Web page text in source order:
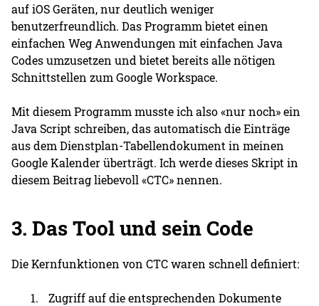
auf iOS Geräten, nur deutlich weniger
benutzerfreundlich. Das Programm bietet einen
einfachen Weg Anwendungen mit einfachen Java
Codes umzusetzen und bietet bereits alle nötigen
Schnittstellen zum Google Workspace.
Mit diesem Programm musste ich also «nur noch» ein
Java Script schreiben, das automatisch die Einträge
aus dem Dienstplan-Tabellendokument in meinen
Google Kalender überträgt. Ich werde dieses Skript in
diesem Beitrag liebevoll «CTC» nennen.
3. Das Tool und sein Code
Die Kernfunktionen von CTC waren schnell definiert:
Zugriff auf die entsprechenden Dokumente